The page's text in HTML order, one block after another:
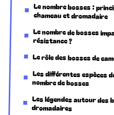
Le nombre bosses :
chameau et dromadaire
Le nombre de bosses
résistance ?
Le rôle des bosses de
Les différentes espèces
nombre de bosses
Les légendes autour des
dromadaires